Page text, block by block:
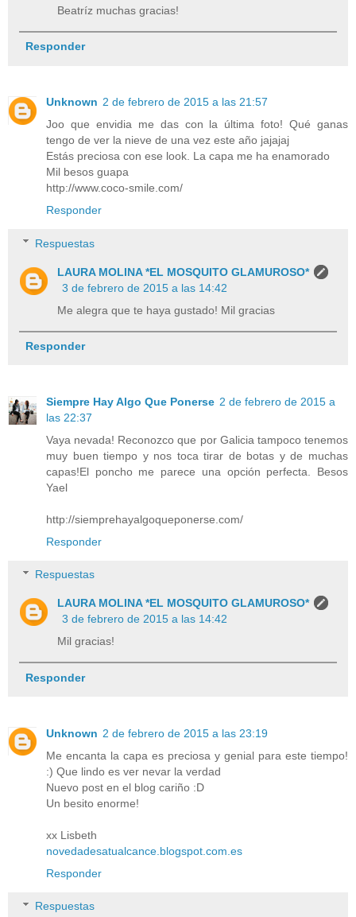
Beatríz muchas gracias!
Responder
Unknown 2 de febrero de 2015 a las 21:57
Joo que envidia me das con la última foto! Qué ganas
tengo de ver la nieve de una vez este año jajajaj
Estás preciosa con ese look. La capa me ha enamorado
Mil besos guapa
http://www.coco-smile.com/
Responder
Respuestas
LAURA MOLINA *EL MOSQUITO GLAMUROSO*
3 de febrero de 2015 a las 14:42
Me alegra que te haya gustado! Mil gracias
Responder
Siempre Hay Algo Que Ponerse 2 de febrero de 2015 a
las 22:37
Vaya nevada! Reconozco que por Galicia tampoco tenemos
muy buen tiempo y nos toca tirar de botas y de muchas
capas!El poncho me parece una opción perfecta. Besos
Yael
http://siemprehayalgoqueponerse.com/
Responder
Respuestas
LAURA MOLINA *EL MOSQUITO GLAMUROSO*
3 de febrero de 2015 a las 14:42
Mil gracias!
Responder
Unknown 2 de febrero de 2015 a las 23:19
Me encanta la capa es preciosa y genial para este tiempo!
:) Que lindo es ver nevar la verdad
Nuevo post en el blog cariño :D
Un besito enorme!
xx Lisbeth
novedadesatualcance.blogspot.com.es
Responder
Respuestas